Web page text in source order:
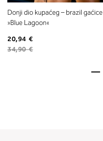
Donji dio kupaćeg – brazil gaćice
»Blue Lagoon«
20,94 €
34,90 €